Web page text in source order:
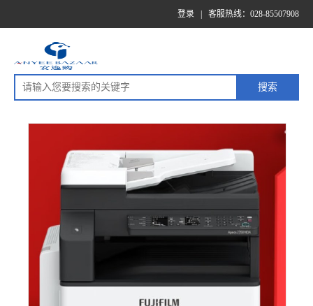
登录 客服热线：028-85507908